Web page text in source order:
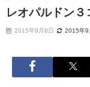
レオパルドン
2015年9月8日 2015年9